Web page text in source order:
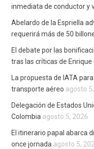
inmediata de conductor y
Abelardo de la Espriella
requerirá más de 50
El debate por las
tras las críticas de Enrique
La propuesta de IATA
transporte aéreo agosto
Delegación de Estados
Colombia agosto 5, 2026
El itinerario papal abarca
once jornada agosto 5,